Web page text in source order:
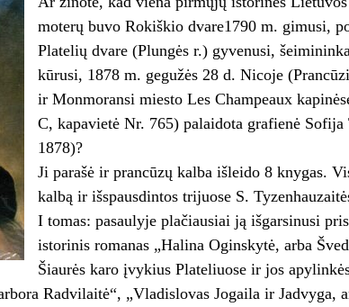
moterų buvo Rokiškio dvare1790 m. gimusi,
Platelių dvare (Plungės r.) gyvenusi,
kūrusi, 1878 m. gegužės 28 d. Nicoje
ir Monmoransi miesto Les Champeaux
C, kapavietė Nr. 765) palaidota grafienė
1878)?
Ji parašė ir prancūzų kalba išleido 8 knygas.
kalbą ir išspausdintos trijuose S.
I tomas: pasaulyje plačiausiai ją išgarsinusi
istorinis romanas „Halina Oginskytė, arba
Šiaurės karo įvykius Plateliuose ir jos
Radvilaitė“, „Vladislovas Jogaila ir Jadvyga,